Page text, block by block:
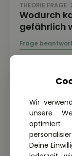
THEORIE
Wodurch
gefährlich
Wir
unsere
Deine